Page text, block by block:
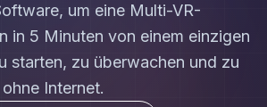
um eine Multi-VR-
in 5 Minuten von einem einzigen
starten, zu überwachen und zu
Internet.